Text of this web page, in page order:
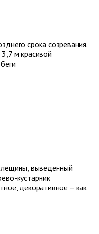
срока созревания.
м красивой
выведенный
кустарник
декоративное – как